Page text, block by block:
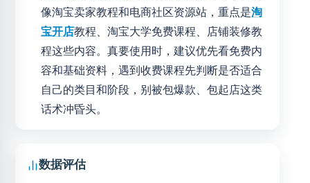
像淘宝卖家教程和电商社区资源站，重点是淘
宝开店教程、淘宝大学免费课程、店铺装修教
程这些内容。真要使用时，建议优先看免费内
容和基础资料，遇到收费课程先判断是否适合
自己的类目和阶段，别被包爆款、包起店这类
话术冲昏头。
数据评估